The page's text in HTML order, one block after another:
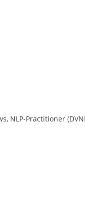
NLP-Practitioner